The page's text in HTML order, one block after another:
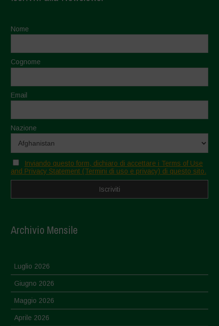
Nome
Cognome
Email
Nazione
Inviando questo form, dichiaro di accettare i Terms of Use
and Privacy Statement (Termini di uso e privacy) di questo sito.
Archivio Mensile
Luglio 2026
Giugno 2026
Maggio 2026
Aprile 2026